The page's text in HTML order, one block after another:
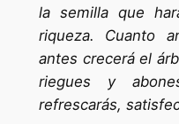
la semilla que
riqueza. Cuanto
antes crecerá el
riegues y
refrescarás,